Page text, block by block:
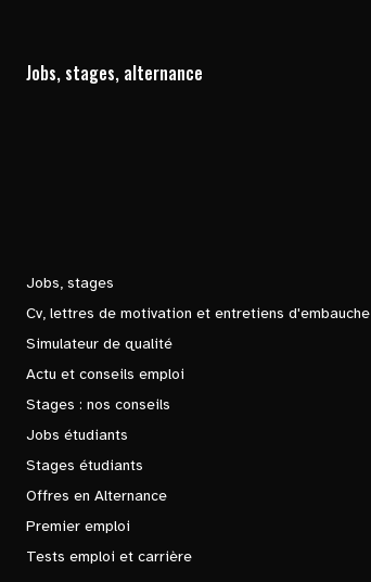
Jobs, stages, alternance
Jobs, stages
Cv, lettres de motivation et entretiens d'embauche
Simulateur de qualité
Actu et conseils emploi
Stages : nos conseils
Jobs étudiants
Stages étudiants
Offres en Alternance
Premier emploi
Tests emploi et carrière